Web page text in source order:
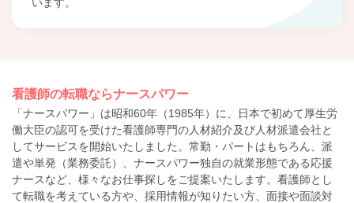
看護師の転職ならナースパワー
「ナースパワー」は昭和60年（1985年）に、日本で初めて厚生労
働大臣の認可を受けた看護師専門の人材紹介及び人材派遣会社と
してサービスを開始いたしました。常勤・パートはもちろん、派
遣や単発（業務委託）、ナースパワー独自の就業形態である応援
ナースなど、様々なお仕事探しをご提案いたします。看護師とし
て転職を考えている方や、採用情報が知りたい方、面接や面談対